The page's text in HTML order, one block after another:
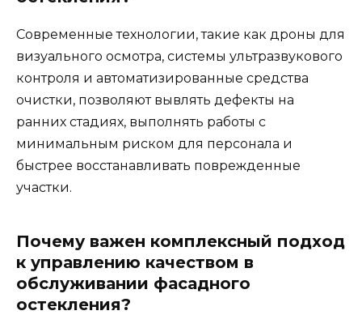
Современные технологии, такие как дроны для
визуального осмотра, системы ультразвукового
контроля и автоматизированные средства
очистки, позволяют вывлять дефекты на
ранних стадиях, выполнять работы с
минимальным риском для персонала и
быстрее восстанавливать поврежденные
участки.
Почему важен комплексный подход
к управлению качеством в
обслуживании фасадного
остекления?